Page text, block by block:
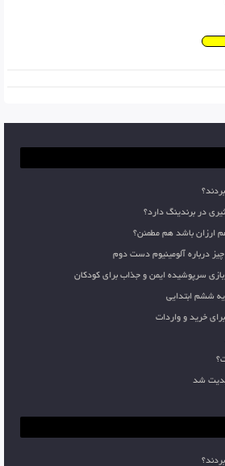
در برندینگ دارد؟
ارزان باشد هم مطمئن؟
درباره آلومینیوم دست دوم
سرپوشیده ایمن و جذاب برای کودکان
ششم ابتدایی
خرید و واردات
شد